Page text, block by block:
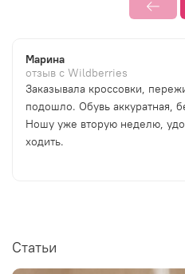
Марина
отзыв с Wildberries
Заказывала кроссовки,
подошло. Обувь аккуратная,
Ношу уже вторую неделю,
ходить.
Статьи